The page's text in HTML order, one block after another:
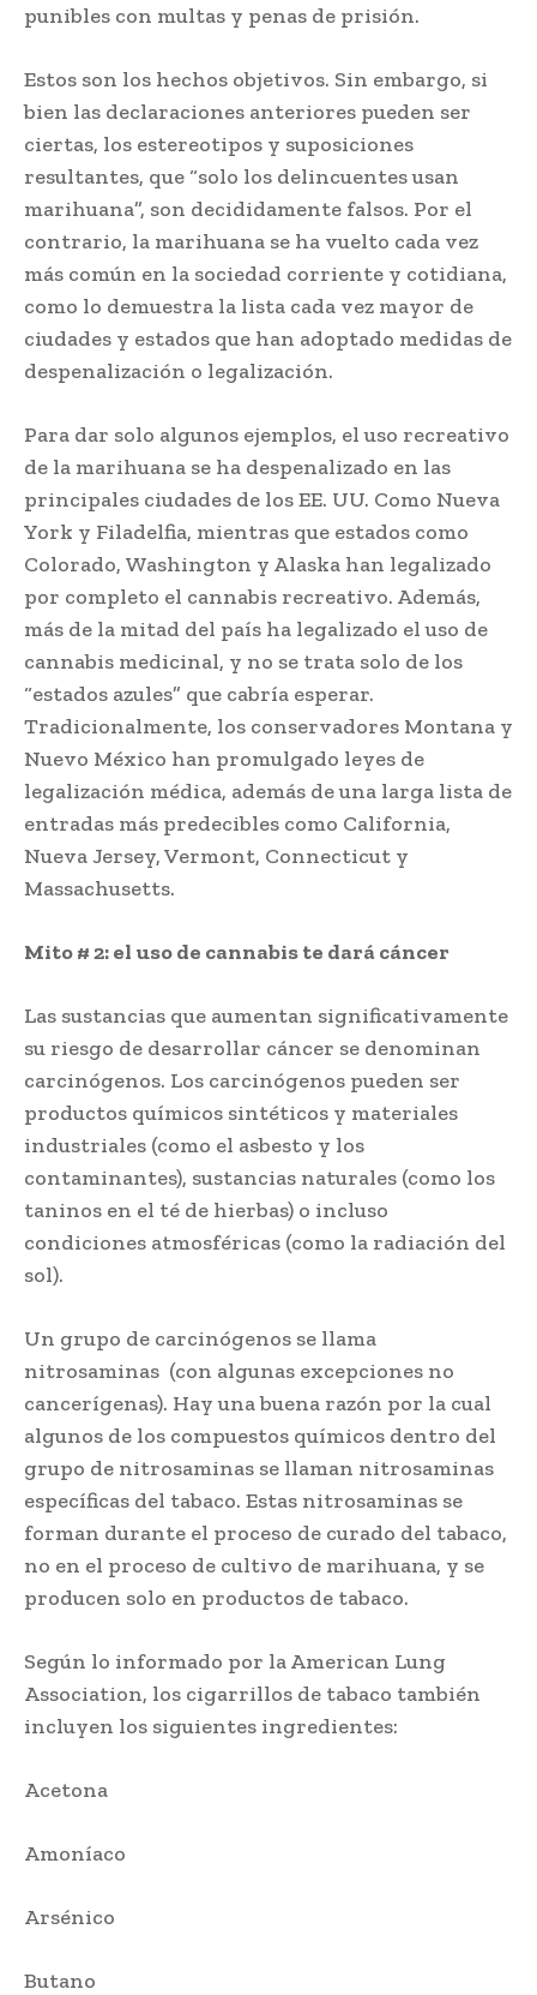
punibles con multas y penas de prisión.
Estos son los hechos objetivos. Sin embargo, si
bien las declaraciones anteriores pueden ser
ciertas, los estereotipos y suposiciones
resultantes, que “solo los delincuentes usan
marihuana”, son decididamente falsos. Por el
contrario, la marihuana se ha vuelto cada vez
más común en la sociedad corriente y cotidiana,
como lo demuestra la lista cada vez mayor de
ciudades y estados que han adoptado medidas de
despenalización o legalización.
Para dar solo algunos ejemplos, el uso recreativo
de la marihuana se ha despenalizado en las
principales ciudades de los EE. UU. Como Nueva
York y Filadelfia, mientras que estados como
Colorado, Washington y Alaska han legalizado
por completo el cannabis recreativo. Además,
más de la mitad del país ha legalizado el uso de
cannabis medicinal, y no se trata solo de los
“estados azules” que cabría esperar.
Tradicionalmente, los conservadores Montana y
Nuevo México han promulgado leyes de
legalización médica, además de una larga lista de
entradas más predecibles como California,
Nueva Jersey, Vermont, Connecticut y
Massachusetts.
Mito # 2: el uso de cannabis te dará cáncer
Las sustancias que aumentan significativamente
su riesgo de desarrollar cáncer se denominan
carcinógenos. Los carcinógenos pueden ser
productos químicos sintéticos y materiales
industriales (como el asbesto y los
contaminantes), sustancias naturales (como los
taninos en el té de hierbas) o incluso
condiciones atmosféricas (como la radiación del
sol).
Un grupo de carcinógenos se llama
nitrosaminas (con algunas excepciones no
cancerígenas). Hay una buena razón por la cual
algunos de los compuestos químicos dentro del
grupo de nitrosaminas se llaman nitrosaminas
específicas del tabaco. Estas nitrosaminas se
forman durante el proceso de curado del tabaco,
no en el proceso de cultivo de marihuana, y se
producen solo en productos de tabaco.
Según lo informado por la American Lung
Association, los cigarrillos de tabaco también
incluyen los siguientes ingredientes:
Acetona
Amoníaco
Arsénico
Butano